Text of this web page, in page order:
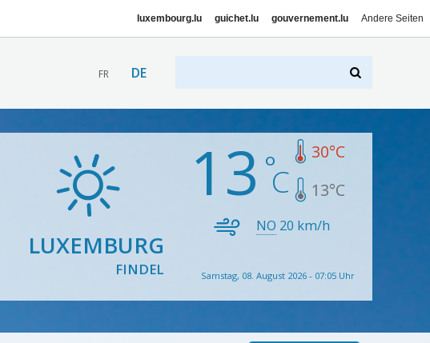
luxembourg.lu guichet.lu gouvernement.lu Andere Seiten
FR DE
LUXEMBURG
FINDEL
13 30°C
13°C
NO 20 km/h
Samstag, 08. August 2026 - 07:05 Uhr